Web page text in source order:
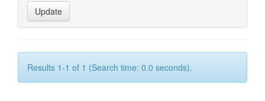
Results 1-1 of 1 (Search time: 0.0 seconds).